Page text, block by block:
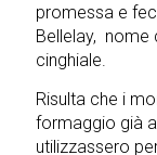
promessa e
Bellelay, nome
cinghiale.
Risulta che i
formaggio già
utilizzassero